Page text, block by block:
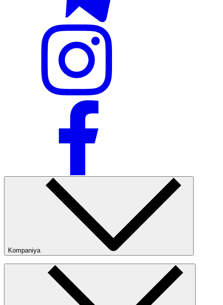
Nike Tashkent Amir Temur
Faqat onlayn (yetkazib berish)
Kompaniya
Kompaniya haqida
Bizning do‘konlarimiz
Ommaviy oferta